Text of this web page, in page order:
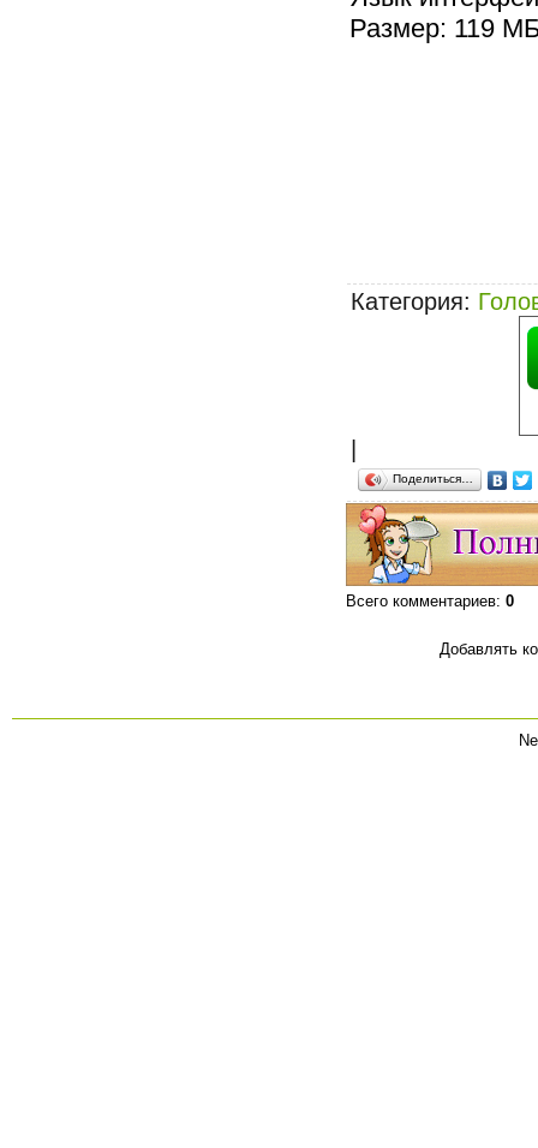
Размер: 119
Категория:
Поделиться…
Всего комментариев: 0
Добавлять